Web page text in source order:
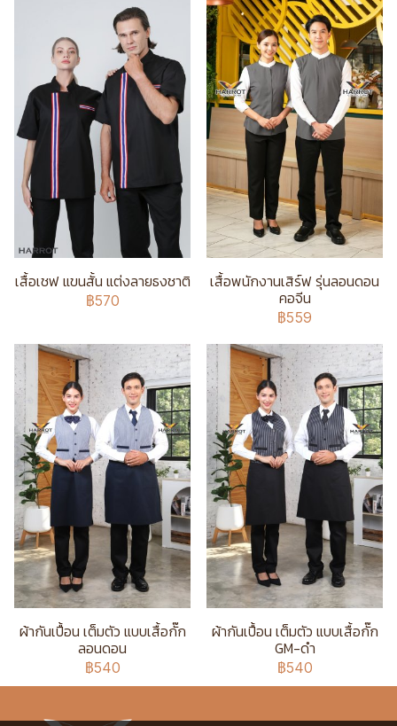
เสื้อเชฟ แขนสั้น แต่งลายธงชาติ
฿570
เสื้อพนักงานเสิร์ฟ รุ่นลอนดอน
คอจีน
฿559
ผ้ากันเปื้อน เต็มตัว แบบเสื้อกั๊ก
ลอนดอน
฿540
ผ้ากันเปื้อน เต็มตัว แบบเสื้อกั๊ก
GM-ดำ
฿540